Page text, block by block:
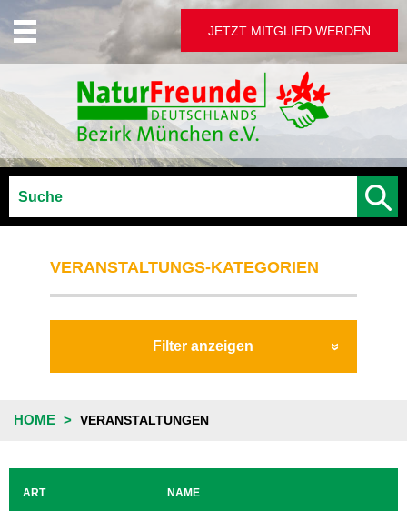
JETZT MITGLIED WERDEN
HOME VERANSTALTUNGEN
ART NAME
VERANSTALTUNGS-KATEGORIEN
Filter anzeigen